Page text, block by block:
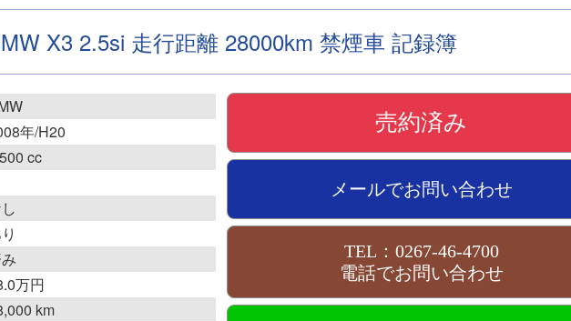
X3 2.5si 走行距離 28000km 禁煙車 記録簿
年/H20
cc
万円
km
売約済み
メールでお問い合わせ
TEL：0267-46-4700
電話でお問い合わせ